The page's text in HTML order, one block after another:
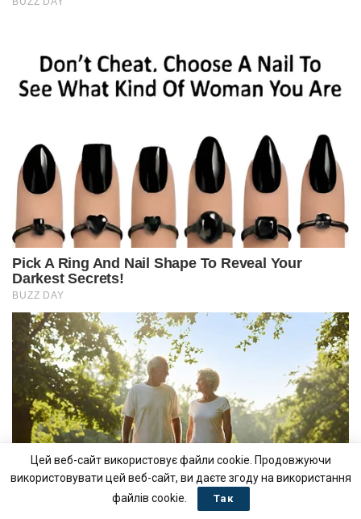
Цей веб-сайт використовує файли cookie. Продовжуючи
використовувати цей веб-сайт, ви даєте згоду на використання
файлів cookie.
Так